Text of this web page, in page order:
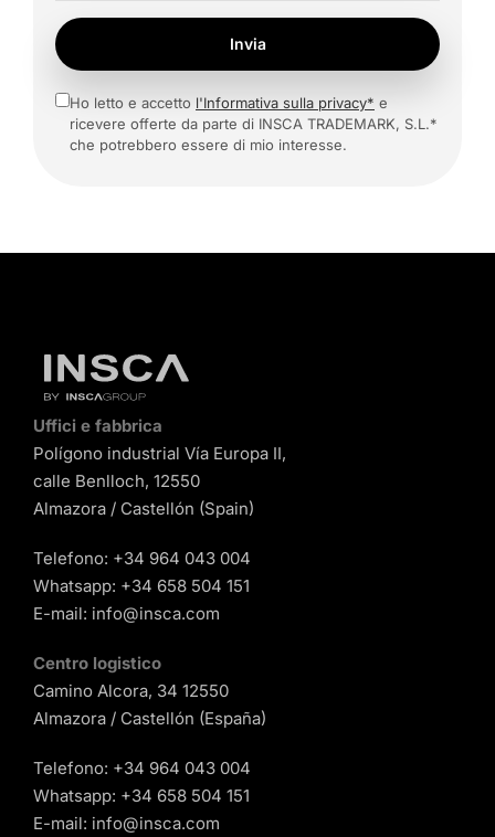
Invia
Ho letto e accetto l'Informativa sulla privacy* e
ricevere offerte da parte di INSCA TRADEMARK, S.L.*
che potrebbero essere di mio interesse.
Uffici e fabbrica
Polígono industrial Vía Europa II,
calle Benlloch, 12550
Almazora / Castellón (Spain)
Telefono: +34 964 043 004
Whatsapp: +34 658 504 151
E-mail: info@insca.com
Centro logistico
Camino Alcora, 34 12550
Almazora / Castellón (España)
Telefono: +34 964 043 004
Whatsapp: +34 658 504 151
E-mail: info@insca.com